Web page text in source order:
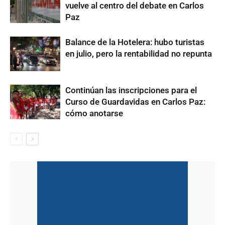
vuelve al centro del debate en Carlos
Paz
Balance de la Hotelera: hubo turistas
en julio, pero la rentabilidad no repunta
Continúan las inscripciones para el
Curso de Guardavidas en Carlos Paz:
cómo anotarse